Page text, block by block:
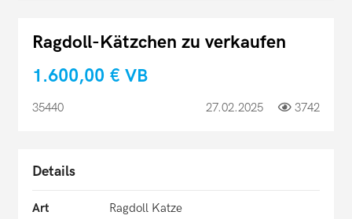
Ragdoll-Kätzchen zu verkaufen
1.600,00 € VB
35440 27.02.2025 3742
Details
Art
Ragdoll Katze